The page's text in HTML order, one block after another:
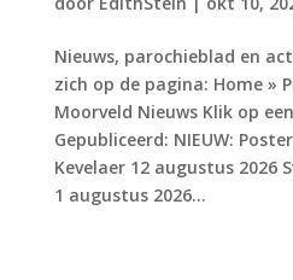
Nieuws, parochieblad en
zich op de pagina: Home »
Moorveld Nieuws Klik op
Gepubliceerd: NIEUW:
Kevelaer 12 augustus 2026
1 augustus 2026...